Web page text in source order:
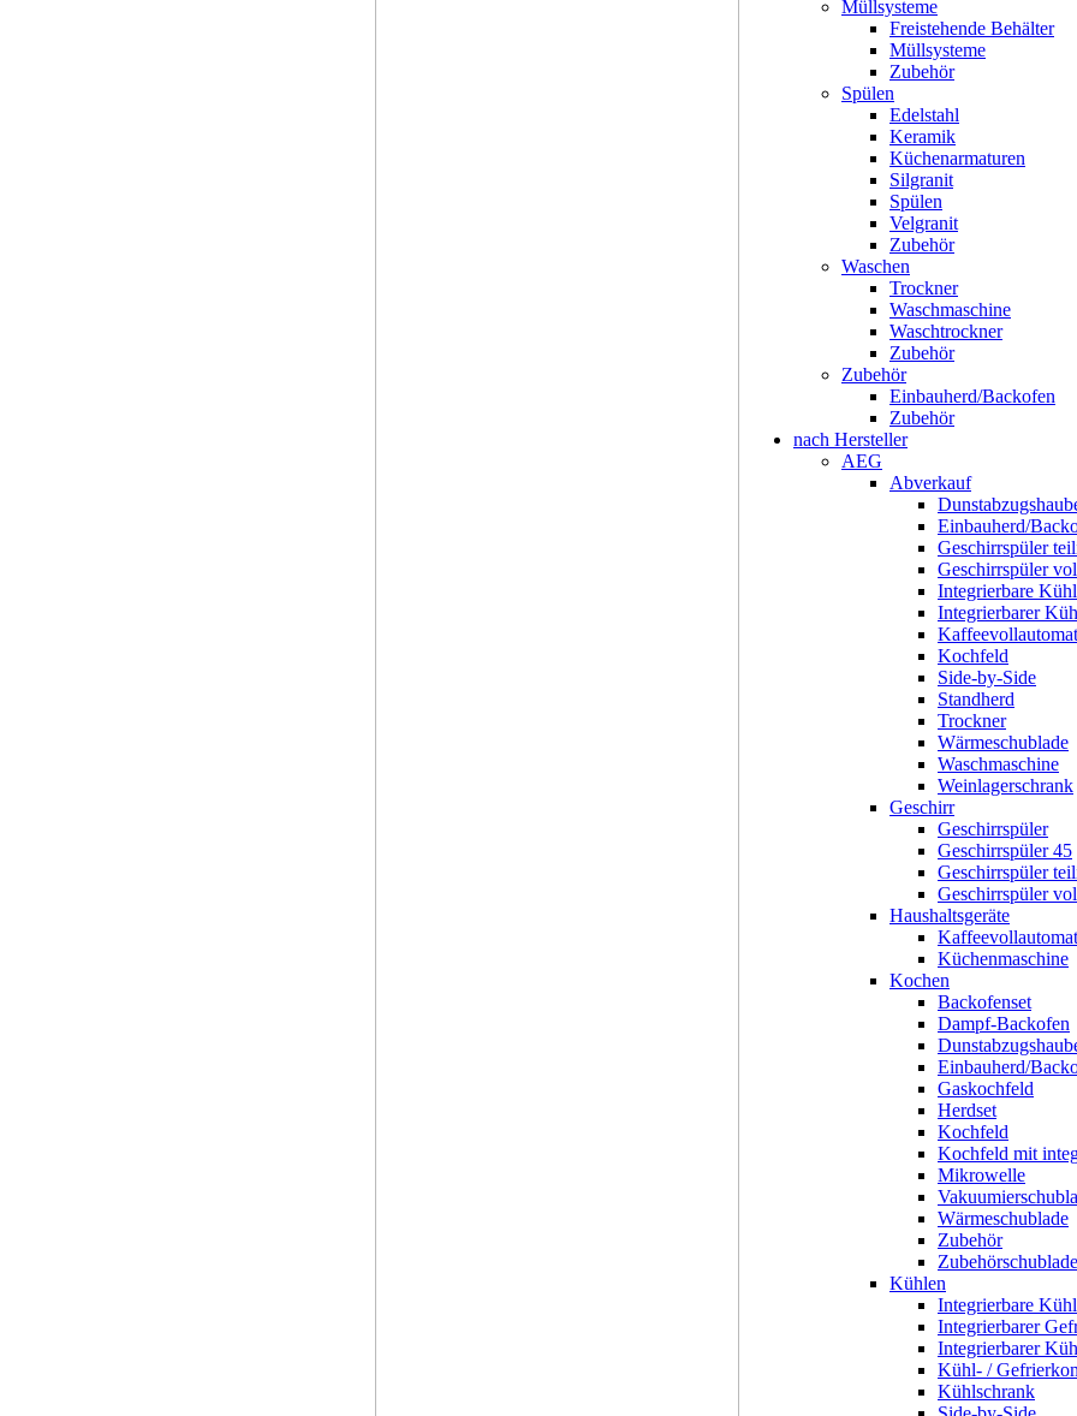
Müllsysteme
Freistehende Behälter
Müllsysteme
Zubehör
Spülen
Edelstahl
Keramik
Küchenarmaturen
Silgranit
Spülen
Velgranit
Zubehör
Waschen
Trockner
Waschmaschine
Waschtrockner
Zubehör
Zubehör
Einbauherd/Backofen
Zubehör
nach Hersteller
AEG
Abverkauf
Einbauherd/
Geschirrspüler
Geschirrspüler
Integrierbare
Integrierbarer
Kochfeld
Side-by-Side
Standherd
Trockner
Wärmeschublade
Waschmaschine
Weinlagerschrank
Geschirr
Geschirrspüler
Geschirrspüler 45
Geschirrspüler
Geschirrspüler
Haushaltsgeräte
Küchenmaschine
Kochen
Backofenset
Dampf-Backofen
Einbauherd/
Gaskochfeld
Herdset
Kochfeld
Kochfeld mit
Mikrowelle
Wärmeschublade
Zubehör
Zubehörschublade
Kühlen
Integrierbare
Integrierbarer
Integrierbarer
Kühl- /
Kühlschrank